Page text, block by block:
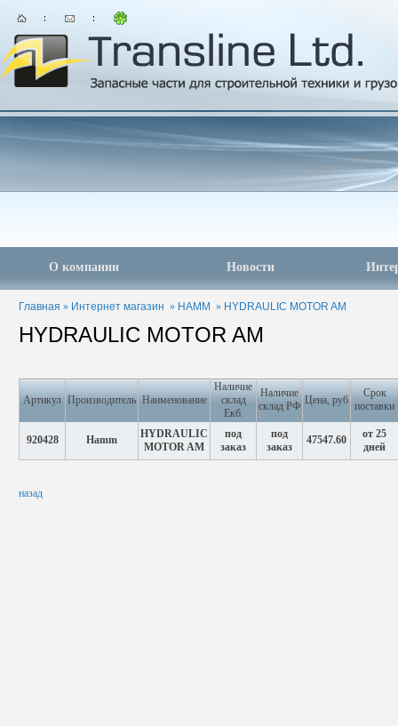
О компании Новости
Главная » Интернет магазин » HAMM » HYDRAULIC MOTOR AM
HYDRAULIC MOTOR AM
Артикул Производитель Наименование
Наличие
склад
Екб.
Наличие
склад РФ Цена, руб
Срок
поставки
920428 Hamm
HYDRAULIC
MOTOR AM
под
заказ
под
заказ
47547.60
от 25
дней
назад